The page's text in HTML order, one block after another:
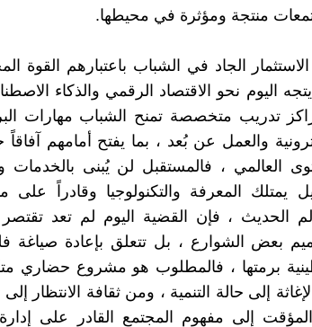
منتجة ومؤثرة في محيطها.
الجاد في الشباب باعتبارهم القوة
اليوم نحو الاقتصاد الرقمي والذكاء
تدريب متخصصة تمنح الشباب مهارات
والعمل عن بُعد ، بما يفتح أمامهم آفاقاً
العالمي ، فالمستقبل لن يُبنى بالخدمات
يمتلك المعرفة والتكنولوجيا وقادراً على
الحديث ، فإن القضية اليوم لم تعد
بعض الشوارع ، بل تتعلق بإعادة صياغة
برمتها ، فالمطلوب هو مشروع حضاري
إلى حالة التنمية ، ومن ثقافة الانتظار إلى
إلى مفهوم المجتمع القادر على